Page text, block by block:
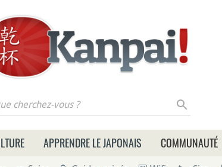
vous ?
APPRENDRE LE JAPONAIS COMMUNAUTÉ